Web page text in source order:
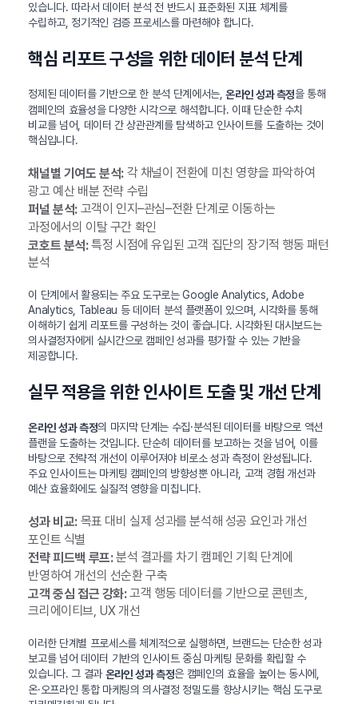
있습니다. 따라서 데이터 분석 전 반드시 표준화된 지표 체계를
수립하고, 정기적인 검증 프로세스를 마련해야 합니다.
핵심 리포트 구성을 위한 데이터 분석 단계
정제된 데이터를 기반으로 한 분석 단계에서는,온라인 성과 측정을 통해
캠페인의 효율성을 다양한 시각으로 해석합니다. 이때 단순한 수치
비교를 넘어, 데이터 간 상관관계를 탐색하고 인사이트를 도출하는 것이
핵심입니다.
채널별 기여도 분석:각 채널이 전환에 미친 영향을 파악하여
광고 예산 배분 전략 수립
퍼널 분석:고객이 인지–관심–전환 단계로 이동하는
과정에서의 이탈 구간 확인
코호트 분석:특정 시점에 유입된 고객 집단의 장기적 행동 패턴
분석
이 단계에서 활용되는 주요 도구로는 Google Analytics, Adobe
Analytics, Tableau 등 데이터 분석 플랫폼이 있으며, 시각화를 통해
이해하기 쉽게 리포트를 구성하는 것이 좋습니다. 시각화된 대시보드는
의사결정자에게 실시간으로 캠페인 성과를 평가할 수 있는 기반을
제공합니다.
실무 적용을 위한 인사이트 도출 및 개선 단계
온라인 성과 측정의 마지막 단계는 수집·분석된 데이터를 바탕으로 액션
플랜을 도출하는 것입니다. 단순히 데이터를 보고하는 것을 넘어, 이를
바탕으로 전략적 개선이 이루어져야 비로소 성과 측정이 완성됩니다.
주요 인사이트는 마케팅 캠페인의 방향성뿐 아니라, 고객 경험 개선과
예산 효율화에도 실질적 영향을 미칩니다.
성과 비교:목표 대비 실제 성과를 분석해 성공 요인과 개선
포인트 식별
전략 피드백 루프:분석 결과를 차기 캠페인 기획 단계에
반영하여 개선의 선순환 구축
고객 중심 접근 강화:고객 행동 데이터를 기반으로 콘텐츠,
크리에이티브, UX 개선
이러한 단계별 프로세스를 체계적으로 실행하면, 브랜드는 단순한 성과
보고를 넘어 데이터 기반의 인사이트 중심 마케팅 문화를 확립할 수
있습니다. 그 결과 온라인 성과 측정은 캠페인의 효율을 높이는 동시에,
온·오프라인 통합 마케팅의 의사결정 정밀도를 향상시키는 핵심 도구로